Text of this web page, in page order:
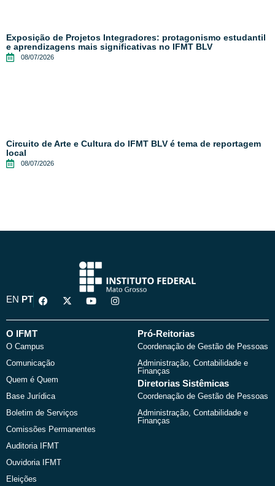
Exposição de Projetos Integradores: protagonismo estudantil
e aprendizagens mais significativas no IFMT BLV
08/07/2026
Circuito de Arte e Cultura do IFMT BLV é tema de reportagem
local
08/07/2026
EN PT
F
a
e
o
k
X
-
w
Y
o
t
I
n
t
O IFMT
O Campus
Comunicação
Quem é Quem
Base Jurídica
Boletim de Serviços
Comissões Permanentes
Auditoria IFMT
Ouvidoria IFMT
Eleições
Pró-Reitorias
Coordenação de Gestão de Pessoas
Administração, Contabilidade e
Finanças
Diretorias Sistêmicas
Coordenação de Gestão de Pessoas
Administração, Contabilidade e
Finanças